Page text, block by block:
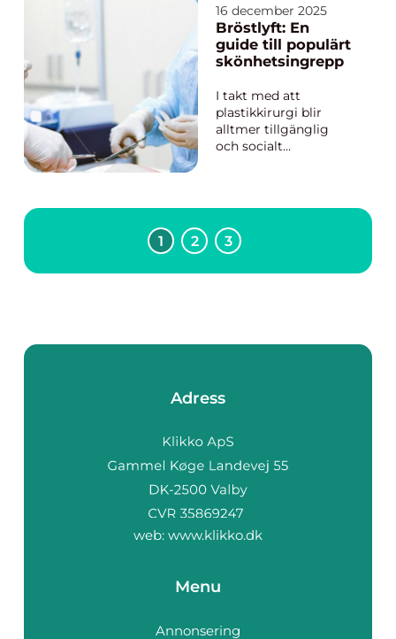
Därför väljer många
företag att installera
släcksystem som
snabbt begränsar eller
på plats, innan rä...
16 december 2025
Bröstlyft: En
guide till populärt
skönhetsingrepp
I takt med att
plastikkirurgi blir
alltmer tillgänglig
och socialt
möjligheterna för att
förändra sitt utseende
på ett subtilt men
1 2 3
Adress
web: www.klikko.dk
Menu
Annonsering